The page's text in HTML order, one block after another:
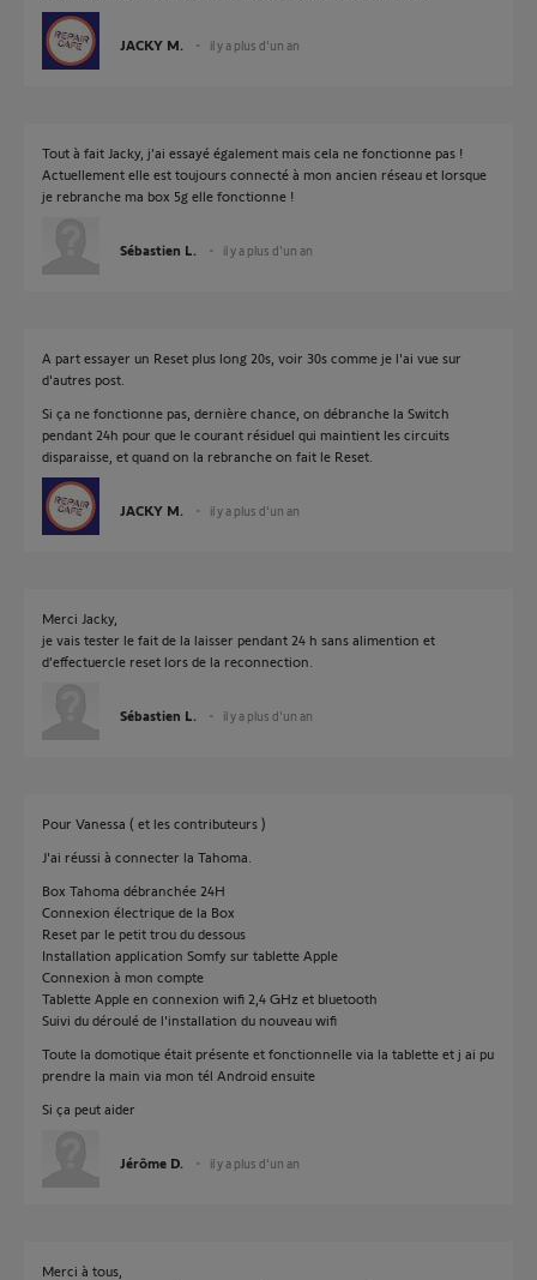
JACKY M. il y a plus d'un an
Tout à fait Jacky, j’ai essayé également mais cela ne fonctionne pas !
Actuellement elle est toujours connecté à mon ancien réseau et lorsque
je rebranche ma box 5g elle fonctionne !
Sébastien L. il y a plus d'un an
A part essayer un Reset plus long 20s, voir 30s comme je l'ai vue sur
d'autres post.
Si ça ne fonctionne pas, dernière chance, on débranche la Switch
pendant 24h pour que le courant résiduel qui maintient les circuits
disparaisse, et quand on la rebranche on fait le Reset.
JACKY M. il y a plus d'un an
Merci Jacky,
je vais tester le fait de la laisser pendant 24 h sans alimention et
d’effectuercle reset lors de la reconnection.
Sébastien L. il y a plus d'un an
Pour Vanessa ( et les contributeurs )
J'ai réussi à connecter la Tahoma.
Box Tahoma débranchée 24H
Connexion électrique de la Box
Reset par le petit trou du dessous
Installation application Somfy sur tablette Apple
Connexion à mon compte
Tablette Apple en connexion wifi 2,4 GHz et bluetooth
Suivi du déroulé de l'installation du nouveau wifi
Toute la domotique était présente et fonctionnelle via la tablette et j ai pu
prendre la main via mon tél Android ensuite
Si ça peut aider
Jérôme D. il y a plus d'un an
Merci à tous,